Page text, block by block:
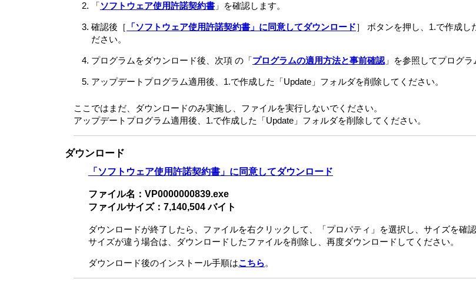
「ソフトウェア使用許諾契約書 」を確認します。
確認後［ 「ソフトウェア使用許諾契約書」に同意してダウンロード］ ボタンを押し、1.で作成し
ださい。
プログラムをダウンロード後、次項 の「プログラムの適用方法と事前確認 」を参照してプログラ
アップデートプログラム適用後、1.で作成した「Update」フォルダを削除してください。
ここではまだ、ダウンロードのみ実施し、ファイルを実行しないでください。
アップデートプログラム適用後、1.で作成した「Update」フォルダを削除してください。
ダウンロード
「ソフトウェア使用許諾契約書」に同意してダウンロード
ファイル名：VP0000000839.exe
ファイルサイズ：7,140,504 バイト
ダウンロードが終了したら、ファイルを右クリックして、「プロパティ」を選択し、サイズを確認
サイズが違う場合は、ダウンロードしたファイルを削除し、再度ダウンロードしてください。
ダウンロード後のインストール手順はこちら。